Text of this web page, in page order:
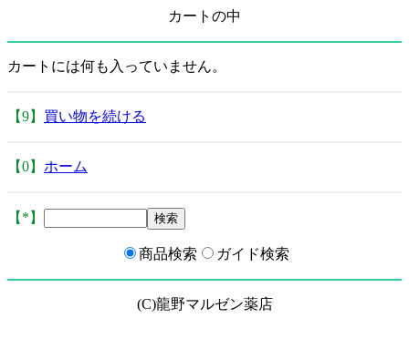
カートの中
カートには何も入っていません。
【9】 買い物を続ける
【0】 ホーム
【*】
商品検索 ガイド検索
(C)龍野マルゼン薬店